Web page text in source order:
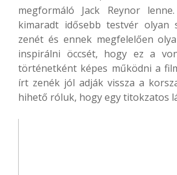
megformáló Jack Reynor
kimaradt idősebb testvér olyan
zenét és ennek megfelelően
inspirálni öccsét, hogy ez a
történetként képes működni a
írt zenék jól adják vissza a
hihető róluk, hogy egy titokzatos